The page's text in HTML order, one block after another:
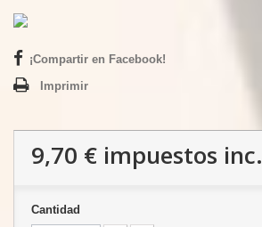
¡Compartir en Facebook!
Imprimir
9,70 € impuestos inc.
Cantidad